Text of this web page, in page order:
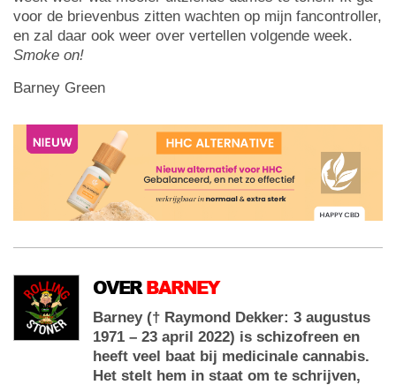
voor de brievenbus zitten wachten op mijn fancontroller,
en zal daar ook weer over vertellen volgende week.
Smoke on!
Barney Green
OVERBARNEY
Barney († Raymond Dekker: 3 augustus
1971 – 23 april 2022) is schizofreen en
heeft veel baat bij medicinale cannabis.
Het stelt hem in staat om te schrijven,